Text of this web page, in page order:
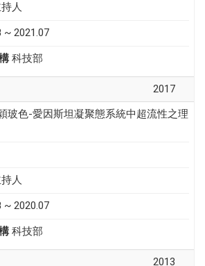
人
~ 2021.07
科技部
2017
玻色-愛因斯坦凝聚態系統中超流性之理
人
~ 2020.07
科技部
2013